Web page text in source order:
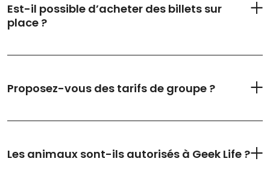
Est-il possible d’acheter des billets sur
place ?
Proposez-vous des tarifs de groupe ?
Les animaux sont-ils autorisés à Geek Life ?